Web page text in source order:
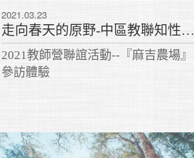
2021.03.23
走向春天的原野-中區教聯知性之旅
2021教師營聯誼活動--『麻吉農場』
參訪體驗